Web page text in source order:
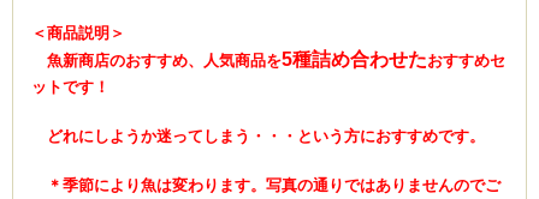
＜商品説明＞
魚新商店のおすすめ、人気商品を5種詰め合わせたおすすめセ
ットです！
どれにしようか迷ってしまう・・・という方におすすめです。
＊季節により魚は変わります。写真の通りではありませんのでご